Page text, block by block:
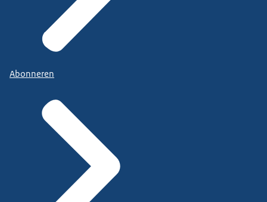
Abonneren